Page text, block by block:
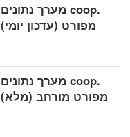
.coop מערך נתונים
מפורט (עדכון יומי)
.coop מערך נתונים
מפורט מורחב (מלא)